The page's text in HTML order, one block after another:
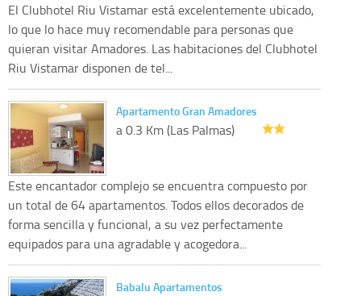
El Clubhotel Riu Vistamar está excelentemente ubicado,
lo que lo hace muy recomendable para personas que
quieran visitar Amadores. Las habitaciones del Clubhotel
Riu Vistamar disponen de tel...
Apartamento Gran Amadores
a 0.3 Km (Las Palmas)
Este encantador complejo se encuentra compuesto por
un total de 64 apartamentos. Todos ellos decorados de
forma sencilla y funcional, a su vez perfectamente
equipados para una agradable y acogedora...
Babalu Apartamentos